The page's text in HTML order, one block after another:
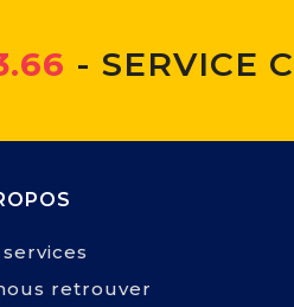
- SERVICE
retrouver